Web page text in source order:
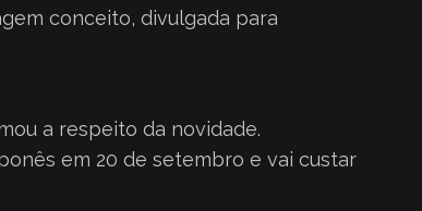
conceito, divulgada para
a respeito da novidade.
em 20 de setembro e vai custar